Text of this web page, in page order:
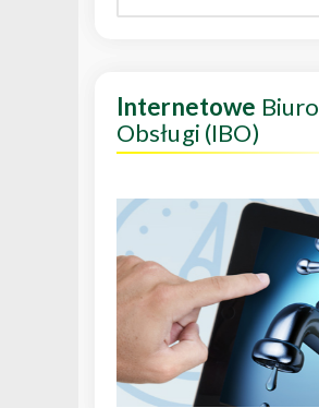
Internetowe Biuro
Obsługi (IBO)